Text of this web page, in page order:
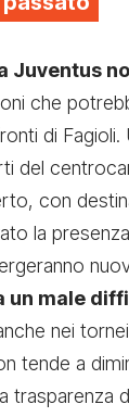
Juventus
che
di Fagioli.
del
con
la
un male
nei
tende a
trasparenza